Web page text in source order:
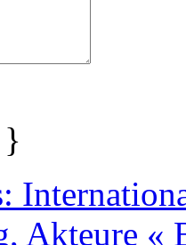
}
Akteure «